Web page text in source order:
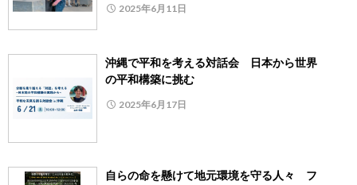
2025年6月11日
沖縄で平和を考える対話会 日本から世界
の平和構築に挑む
2025年6月17日
自らの命を懸けて地元環境を守る人々 フ